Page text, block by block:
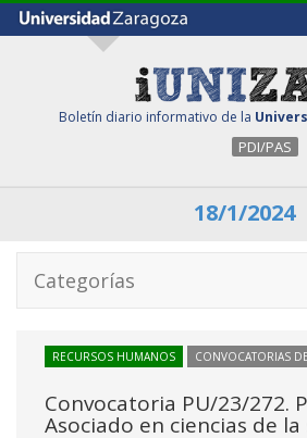
Boletín diario informativo de la
PDI/PAS
18/1/2024
Categorías
RECURSOS HUMANOS CONVOCATORIAS
Convocatoria PU/23/272.
Asociado en ciencias de la